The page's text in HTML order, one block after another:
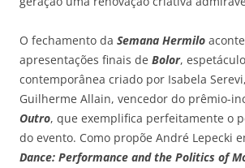
O fechamento da Semana Hermilo
apresentações finais de Bolor,
contemporânea criado por Isabela Serevi
Guilherme Allain, vencedor do prêmio-
Outro, que exemplifica perfeitamente o
do evento. Como propõe André Lepecki
Dance: Performance and the Politics of